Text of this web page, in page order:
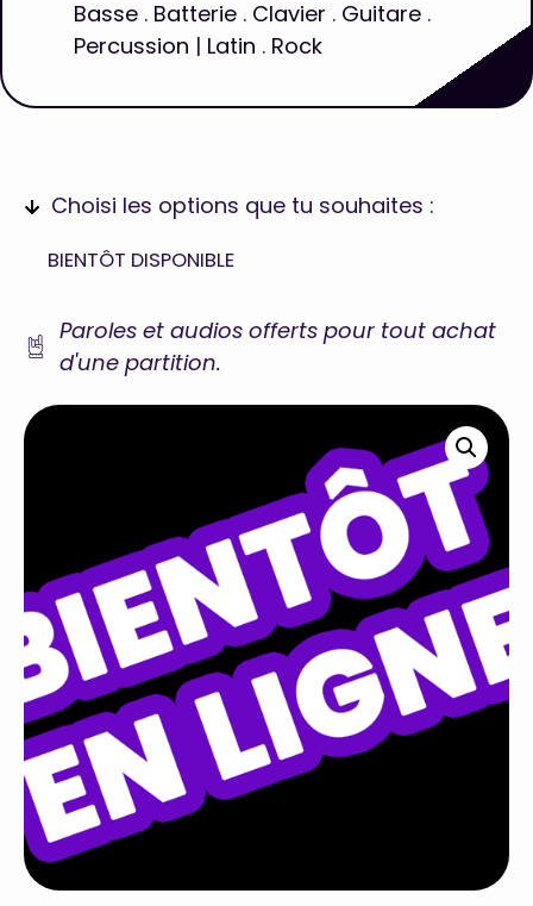
Basse . Batterie . Clavier . Guitare .
Percussion | Latin . Rock
Choisi les options que tu souhaites :
BIENTÔT DISPONIBLE
Paroles et audios offerts pour tout achat
d'une partition.